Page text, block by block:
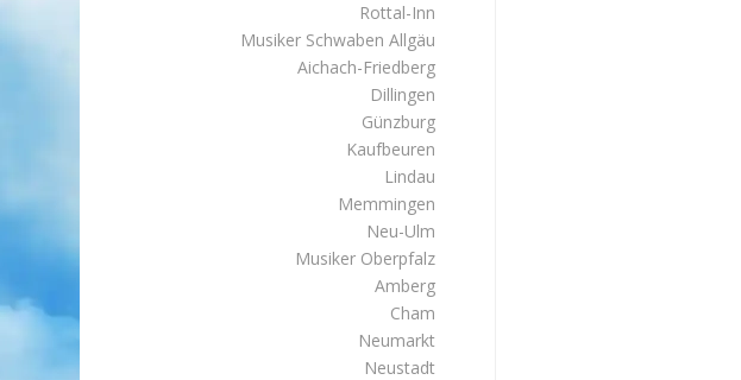
Rottal-Inn
Musiker Schwaben Allgäu
Aichach-Friedberg
Dillingen
Günzburg
Kaufbeuren
Lindau
Memmingen
Neu-Ulm
Musiker Oberpfalz
Amberg
Cham
Neumarkt
Neustadt